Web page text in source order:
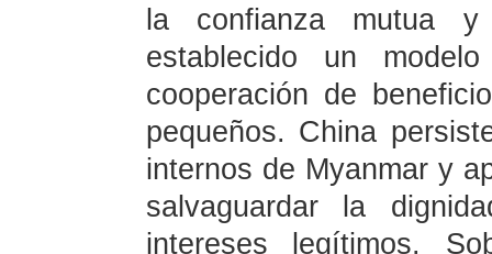
la confianza mutua
establecido un
cooperación de
pequeños. China
internos de Myanmar y
salvaguardar la
intereses legítimos.